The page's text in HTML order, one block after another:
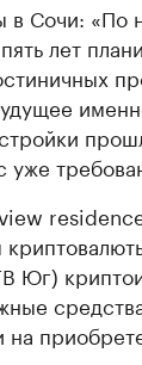
в Сочи: «По
лет
уже
Юг)